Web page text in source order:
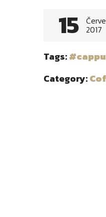
15 2017
Tags:
Category: